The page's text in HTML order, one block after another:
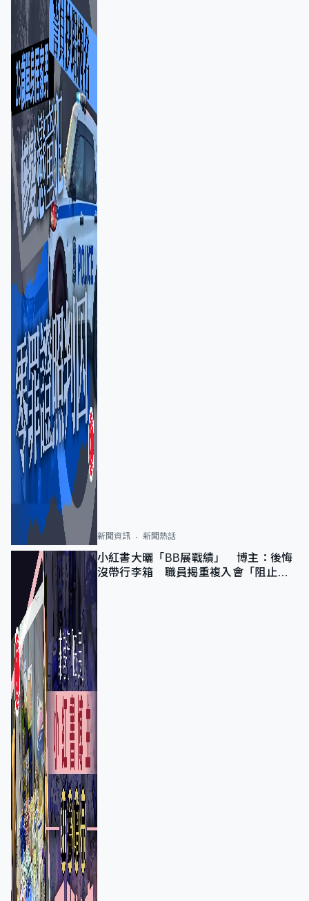
新聞資訊 新聞熱話
小紅書大曬「BB展戰績」 博主：後悔
沒帶行李箱 職員揭重複入會「阻止唔